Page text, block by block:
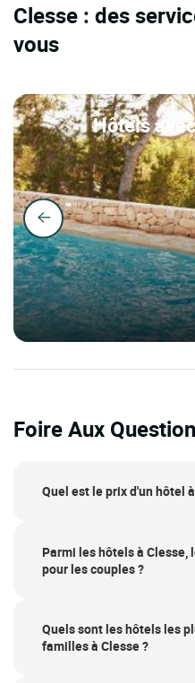
Clesse : des
vous
Hôtels
Foire Aux
Quel est le prix d'un hôtel
Parmi les hôtels à
pour les couples ?
Quels sont les hôtels les
familles à Clesse ?